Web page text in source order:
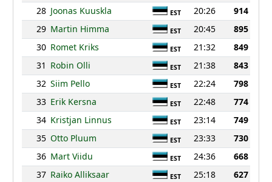
28 Joonas Kuuskla EST 20:26
914
29 Martin Himma EST 20:45
895
30 Romet Kriks EST 21:32
849
31 Robin Olli EST 21:38
843
32 Siim Pello EST 22:24
798
33 Erik Kersna EST 22:48
774
34 Kristjan Linnus EST 23:14
749
35 Otto Pluum EST 23:33
730
36 Mart Viidu EST 24:36
668
37 Raiko Alliksaar EST 25:18
627